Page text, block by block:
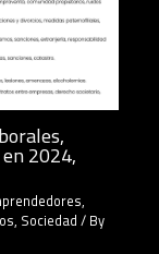
2024,
,
, Sociedad/ By